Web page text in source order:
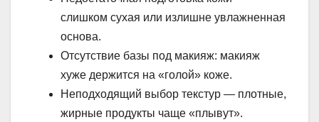
слишком сухая или излишне увлажненная
основа.
Отсутствие базы под макияж: макияж
хуже держится на «голой» коже.
Неподходящий выбор текстур — плотные,
жирные продукты чаще «плывут».